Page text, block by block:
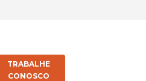
TRABALHE
CONOSCO